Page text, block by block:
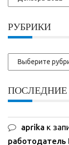
ранние
РУБРИКИ
Рубрики
aprika к